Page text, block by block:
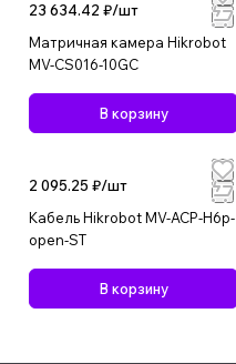
23 634.42 ₽/шт
Матричная камера Hikrobot
MV-CS016-10GC
В корзину
2 095.25 ₽/шт
Кабель Hikrobot MV-ACP-H6p-
open-ST
В корзину